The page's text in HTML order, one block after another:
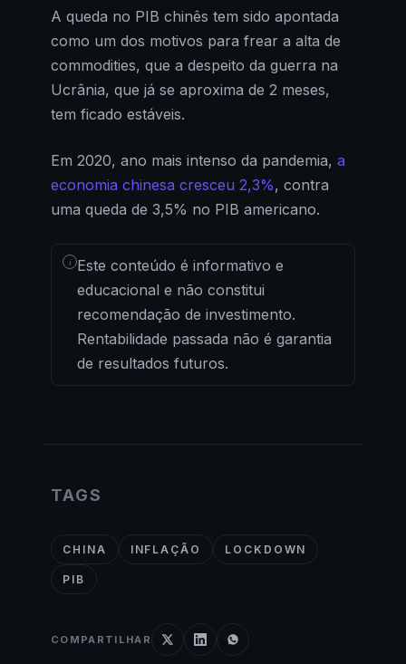
A queda no PIB chinês tem sido apontada
como um dos motivos para frear a alta de
commodities, que a despeito da guerra na
Ucrânia, que já se aproxima de 2 meses,
tem ficado estáveis.
Em 2020, ano mais intenso da pandemia, a
economia chinesa cresceu 2,3%, contra
uma queda de 3,5% no PIB americano.
i Este conteúdo é informativo e
educacional e não constitui
recomendação de investimento.
Rentabilidade passada não é garantia
de resultados futuros.
TAGS
CHINA INFLAÇÃO LOCKDOWN
PIB
COMPARTILHAR